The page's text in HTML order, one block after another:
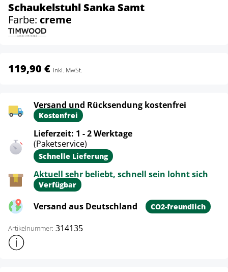
Schaukelstuhl Sanka Samt
Farbe: creme
119,90 € inkl. MwSt.
Versand und Rücksendung kostenfrei
Kostenfrei
Lieferzeit: 1 - 2 Werktage
(Paketservice)
Schnelle Lieferung
Aktuell sehr beliebt, schnell sein lohnt sich
Verfügbar
Versand aus Deutschland CO2-freundlich
Artikelnummer: 314135
Weitere Produktinformationen anzeigen